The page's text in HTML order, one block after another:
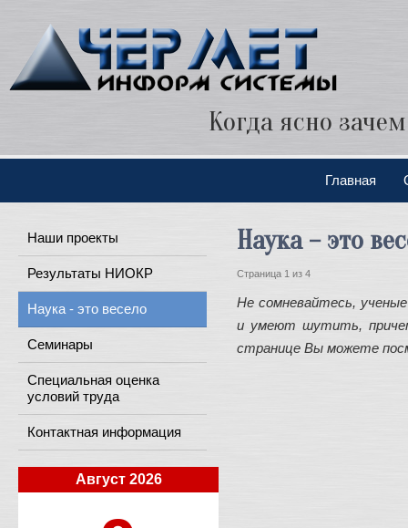
Когда ясно
Главная
Наши проекты
Результаты НИОКР
Наука - это весело
Семинары
Специальная оценка
условий труда
Контактная информация
Август 2026
Наука – это
Страница 1 из 4
Не сомневайтесь,
и умеют шутить,
странице Вы можете